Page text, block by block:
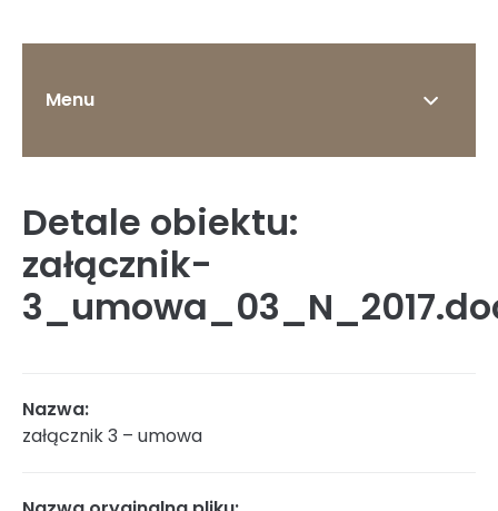
Menu
O Instytucie
Dyrekcja
Detale obiektu:
załącznik-
Nazwa:
załącznik 3 – umowa